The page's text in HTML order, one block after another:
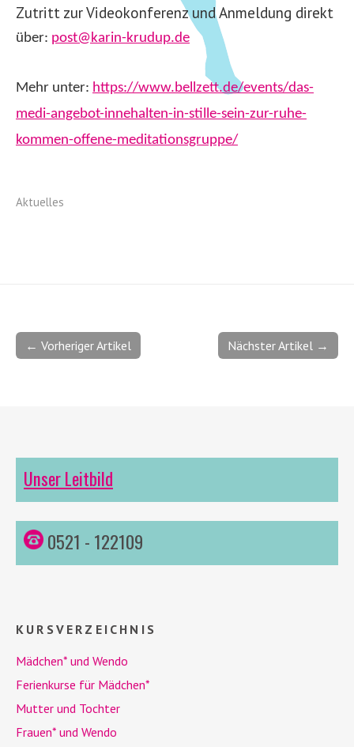
Zutritt zur Videokonferenz und Anmeldung direkt
über: post@karin-krudup.de
Mehr unter: https://www.bellzett.de/events/das-
medi-angebot-innehalten-in-stille-sein-zur-ruhe-
kommen-offene-meditationsgruppe/
Aktuelles
Nächster Artikel →
← Vorheriger Artikel
Unser Leitbild
0521 - 122109
KURSVERZEICHNIS
Mädchen* und Wendo
Ferienkurse für Mädchen*
Mutter und Tochter
Frauen* und Wendo